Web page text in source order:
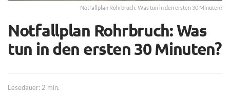
Notfallplan Rohrbruch: Was tun in den ersten 30 Minuten?
Notfallplan Rohrbruch: Was
tun in den ersten 30 Minuten?
Lesedauer: 2 min.